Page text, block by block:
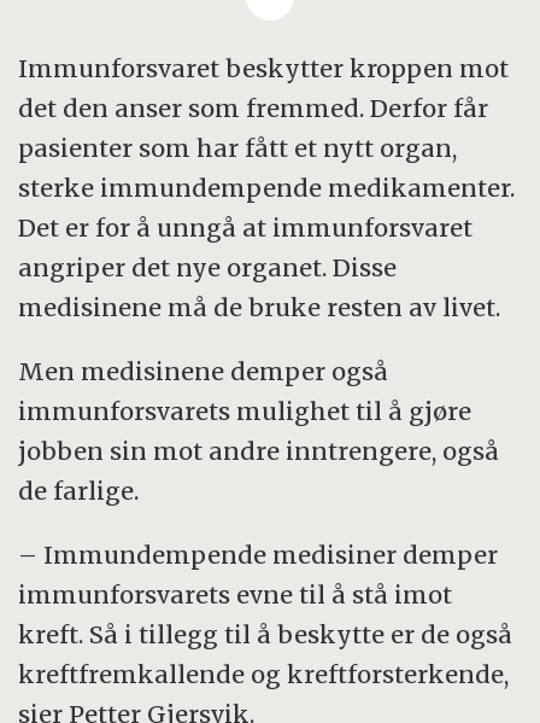
hudleger. Pasientene som tidligere har hatt
plateepitelkreft eller en annen form for
hudkreft eller solskader, følges svært tett
opp.
Immunforsvaret beskytter kroppen mot
det den anser som fremmed. Derfor får
pasienter som har fått et nytt organ,
sterke immundempende medikamenter.
Det er for å unngå at immunforsvaret
angriper det nye organet. Disse
medisinene må de bruke resten av livet.
Men medisinene demper også
immunforsvarets mulighet til å gjøre
jobben sin mot andre inntrengere, også
de farlige.
– Immundempende medisiner demper
immunforsvarets evne til å stå imot
kreft. Så i tillegg til å beskytte er de også
kreftfremkallende og kreftforsterkende,
sier Petter Gjersvik.